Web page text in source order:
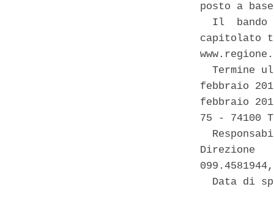
posto a
Il  bando
capitolato
Termine
febbraio
febbraio
75 - 74100
Direzione
Data di